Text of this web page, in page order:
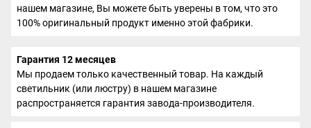
нашем магазине, Вы можете быть уверены в том, что это
100% оригинальный продукт именно этой фабрики.
Гарантия 12 месяцев
Мы продаем только качественный товар. На каждый
светильник (или люстру) в нашем магазине
распространяется гарантия завода-производителя.